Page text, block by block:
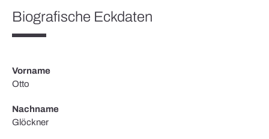
Biografische Eckdaten
Vorname
Otto
Nachname
Glöckner